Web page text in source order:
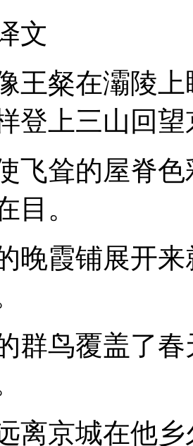
文
粲在灞陵上
登上三山回望
耸的屋脊色
目。
霞铺展开来
鸟覆盖了春
京城在他乡